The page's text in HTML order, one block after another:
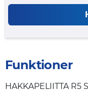
Funktioner
HAKKAPELIITTA